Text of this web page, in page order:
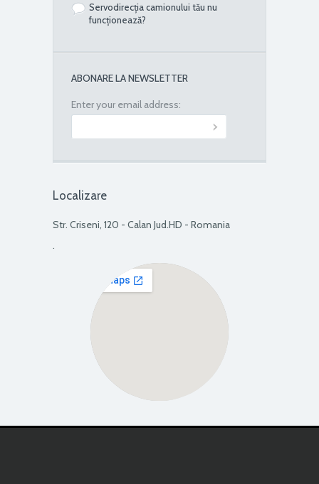
Servodirecția camionului tău nu
funcționează?
ABONARE LA NEWSLETTER
Enter your email address:
Localizare
Str. Criseni, 120 - Calan Jud.HD - Romania